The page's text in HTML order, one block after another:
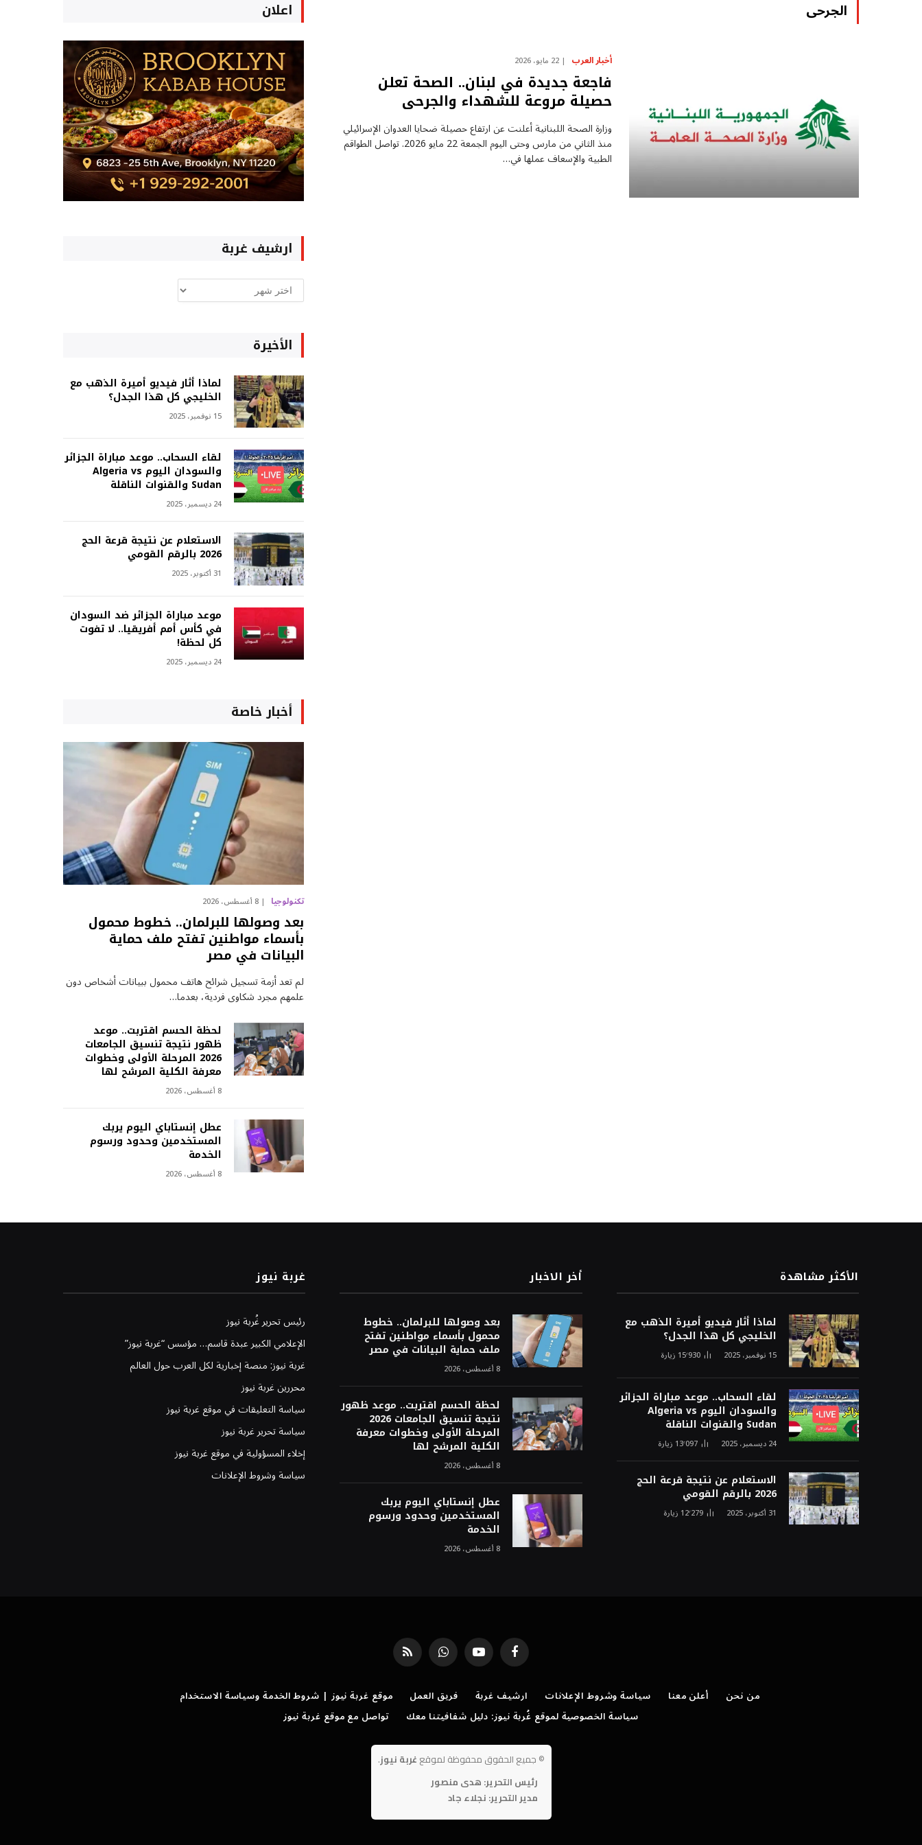
الجرحى
أخبار العرب 22 مايو، 2026
فاجعة جديدة في لبنان.. الصحة تعلن
حصيلة مروعة للشهداء والجرحى
وزارة الصحة اللبنانية أعلنت عن ارتفاع حصيلة ضحايا العدوان الإسرائيلي
منذ الثاني من مارس وحتى اليوم الجمعة 22 مايو 2026. تواصل الطواقم
الطبية والإسعاف عملها في…
اعلان
ارشيف غربة
ارشيف
غربة
الأخيرة
لماذا أثار فيديو أميرة الذهب مع
الخليجي كل هذا الجدل؟
15 نوفمبر، 2025
لقاء السحاب.. موعد مباراة الجزائر
والسودان اليوم Algeria vs
Sudan والقنوات الناقلة
24 ديسمبر، 2025
الاستعلام عن نتيجة قرعة الحج
2026 بالرقم القومي
31 أكتوبر، 2025
موعد مباراة الجزائر ضد السودان
في كأس أمم أفريقيا.. لا تفوت
كل لحظة!
24 ديسمبر، 2025
أخبار خاصة
تكنولوجيا 8 أغسطس، 2026
بعد وصولها للبرلمان.. خطوط محمول
بأسماء مواطنين تفتح ملف حماية
البيانات في مصر
لم تعد أزمة تسجيل شرائح هاتف محمول ببيانات أشخاص دون
علمهم مجرد شكاوى فردية، بعدما…
لحظة الحسم اقتربت.. موعد
ظهور نتيجة تنسيق الجامعات
2026 المرحلة الأولى وخطوات
معرفة الكلية المرشح لها
8 أغسطس، 2026
عطل إنستاباي اليوم يربك
المستخدمين وحدود ورسوم
الخدمة
8 أغسطس، 2026
الأكثر مشاهدة
لماذا أثار فيديو أميرة الذهب مع
الخليجي كل هذا الجدل؟
15 نوفمبر، 2025 15٬930 زيارة
لقاء السحاب.. موعد مباراة الجزائر
والسودان اليوم Algeria vs
Sudan والقنوات الناقلة
24 ديسمبر، 2025 13٬097 زيارة
الاستعلام عن نتيجة قرعة الحج
2026 بالرقم القومي
31 أكتوبر، 2025 12٬279 زيارة
أخر الاخبار
بعد وصولها للبرلمان.. خطوط
محمول بأسماء مواطنين تفتح
ملف حماية البيانات في مصر
8 أغسطس، 2026
لحظة الحسم اقتربت.. موعد ظهور
نتيجة تنسيق الجامعات 2026
المرحلة الأولى وخطوات معرفة
الكلية المرشح لها
8 أغسطس، 2026
عطل إنستاباي اليوم يربك
المستخدمين وحدود ورسوم
الخدمة
8 أغسطس، 2026
غربة نيوز
رئيس تحرير غُربة نيوز
الإعلامي الكبير عبدة قاسم… مؤسس “غربة نيوز”
غربة نيوز: منصة إخبارية لكل العرب حول العالم
محررين غربة نيوز
سياسة التعليقات في موقع غربة نيوز
سياسة تحرير غربة نيوز
إخلاء المسؤولية في موقع غربة نيوز
سياسة وشروط الإعلانات
فيسبوك يوتيوب واتساب RSS
من نحن أعلن معنا سياسة وشروط الإعلانات ارشيف غربة فريق العمل
موقع غربة نيوز | شروط الخدمة وسياسة الاستخدام
سياسة الخصوصية لموقع غُربة نيوز: دليل شفافيتنا معك
تواصل مع موقع غربة نيوز
© جميع الحقوق محفوظة لموقع غربة نيوز.
رئيس التحرير: هدى منصور
مدير التحرير: نجلاء جاد